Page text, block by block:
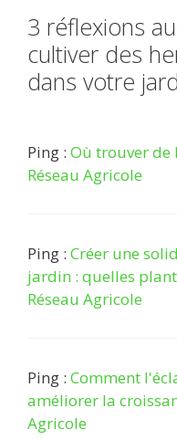
3 réflexions
cultiver des
dans votre
Ping : Où trouver de
Réseau Agricole
Ping : Créer une
jardin : quelles
Réseau Agricole
Ping : Comment
améliorer la
Agricole